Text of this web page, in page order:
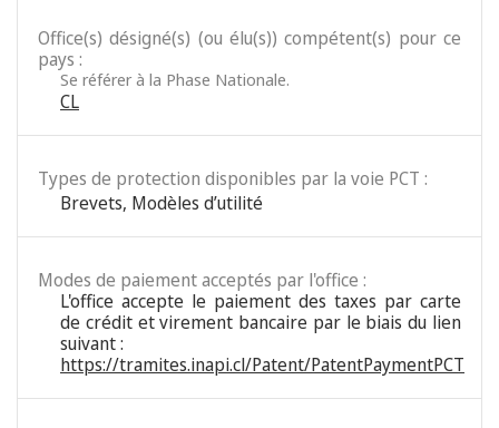
Office(s) désigné(s) (ou élu(s)) compétent(s) pour ce
pays :
Se référer à la Phase Nationale.
CL
Types de protection disponibles par la voie PCT :
Brevets, Modèles d’utilité
Modes de paiement acceptés par l'office :
L'office accepte le paiement des taxes par carte
de crédit et virement bancaire par le biais du lien
suivant :
https://tramites.inapi.cl/Patent/PatentPaymentPCT